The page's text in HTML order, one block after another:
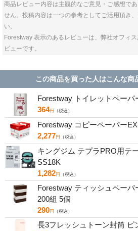
商品レビュー内容は主観的なご意見・ご感想で
せん。投稿内容は一つの参考としてご活用頂き
い。
Forestway 表示のあるレビューは、弊社オフィ
ビューです。
この商品を買った人はこんな商
Forestway トイレットペー
364円 （税込）
Forestway コピーペーパー
2,277円 （税込）
キングジム テプラPRO用テ
SS18K
1,282円 （税込）
Forestway ティッシュペー
200組 5個
290円 （税込）
長3フレッシュトーン封筒 ピ